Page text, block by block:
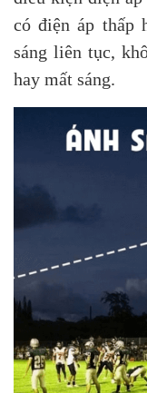
có điện áp thấp
sáng liên tục,
hay mất sáng.